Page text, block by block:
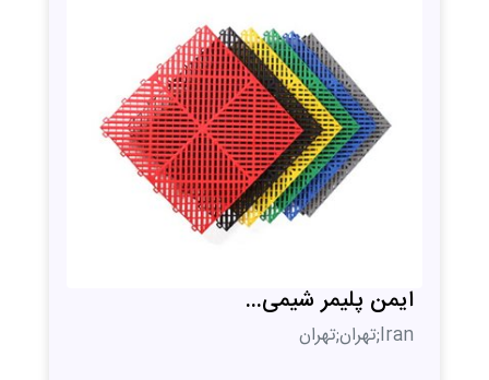
ایمن پلیمر شیمی...
Iran;تهران;تهران